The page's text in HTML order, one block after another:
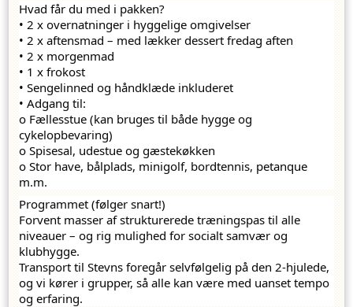
Hvad får du med i pakken?
• 2 x overnatninger i hyggelige omgivelser
• 2 x aftensmad – med lækker dessert fredag aften
• 2 x morgenmad
• 1 x frokost
• Sengelinned og håndklæde inkluderet
• Adgang til:
o Fællesstue (kan bruges til både hygge og
cykelopbevaring)
o Spisesal, udestue og gæstekøkken
o Stor have, bålplads, minigolf, bordtennis, petanque
m.m.
Programmet (følger snart!)
Forvent masser af strukturerede træningspas til alle
niveauer – og rig mulighed for socialt samvær og
klubhygge.
Transport til Stevns foregår selvfølgelig på den 2-hjulede,
og vi kører i grupper, så alle kan være med uanset tempo
og erfaring.